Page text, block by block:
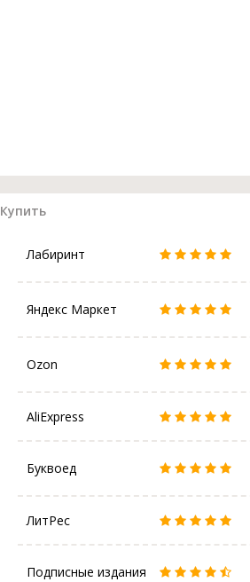
Купить
Лабиринт
Яндекс Маркет
Ozon
AliExpress
Буквоед
ЛитРес
Подписные издания